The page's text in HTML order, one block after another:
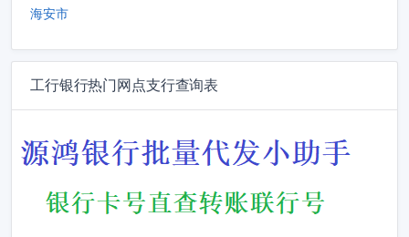
海安市
工行银行热门网点支行查询表